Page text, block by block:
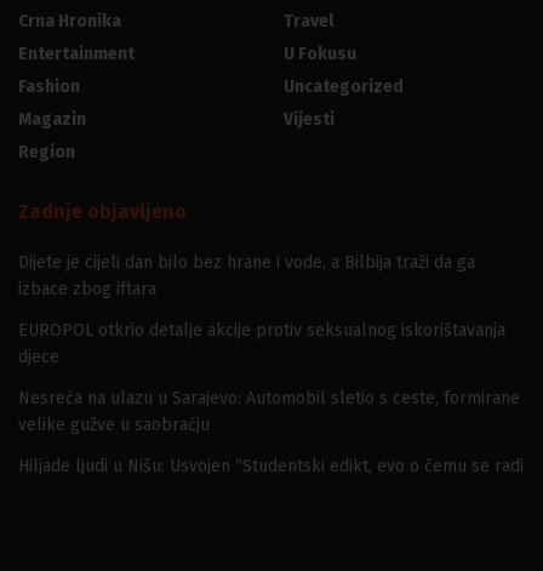
Crna Hronika
Entertainment
Fashion
Magazin
Region
Travel
U Fokusu
Uncategorized
Vijesti
Zadnje objavljeno
Dijete je cijeli dan bilo bez hrane i vode, a Bilbija traži da ga
izbace zbog iftara
EUROPOL otkrio detalje akcije protiv seksualnog iskorištavanja
djece
Nesreća na ulazu u Sarajevo: Automobil sletio s ceste, formirane
velike gužve u saobraćju
Hiljade ljudi u Nišu: Usvojen “Studentski edikt, evo o čemu se radi